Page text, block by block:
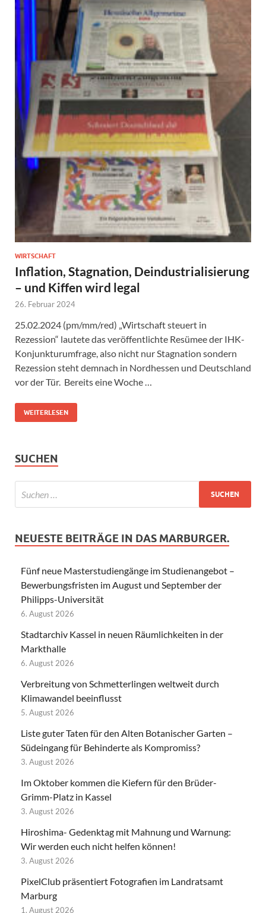
WIRTSCHAFT
Inflation, Stagnation, Deindustrialisierung
– und Kiffen wird legal
26. Februar 2024
25.02.2024 (pm/mm/red) „Wirtschaft steuert in
Rezession“ lautete das veröffentlichte Resümee der IHK-
Konjunkturumfrage, also nicht nur Stagnation sondern
Rezession steht demnach in Nordhessen und Deutschland
vor der Tür. Bereits eine Woche …
WEITERLESEN
SUCHEN
NEUESTE BEITRÄGE IN DAS MARBURGER.
Fünf neue Masterstudiengänge im Studienangebot –
Bewerbungsfristen im August und September der
Philipps-Universität
6. August 2026
Stadtarchiv Kassel in neuen Räumlichkeiten in der
Markthalle
6. August 2026
Verbreitung von Schmetterlingen weltweit durch
Klimawandel beeinflusst
5. August 2026
Liste guter Taten für den Alten Botanischer Garten –
Südeingang für Behinderte als Kompromiss?
3. August 2026
Im Oktober kommen die Kiefern für den Brüder-
Grimm-Platz in Kassel
3. August 2026
Hiroshima- Gedenktag mit Mahnung und Warnung:
Wir werden euch nicht helfen können!
3. August 2026
PixelClub präsentiert Fotografien im Landratsamt
Marburg
1. August 2026